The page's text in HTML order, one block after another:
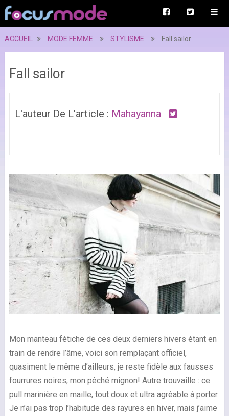
ACCUEIL MODE FEMME STYLISME Fall sailor
Fall sailor
L'auteur De L'article : Mahayanna
Mon manteau fétiche de ces deux derniers hivers étant en
train de rendre l’âme, voici son remplaçant officiel,
quasiment le même d’ailleurs, je reste fidèle aux fausses
fourrures noires, mon pêché mignon! Autre trouvaille : ce
pull marinière en maille, tout doux et ultra agréable à porter.
Je n’ai pas trop l’habitude des rayures en hiver, mais j’aime